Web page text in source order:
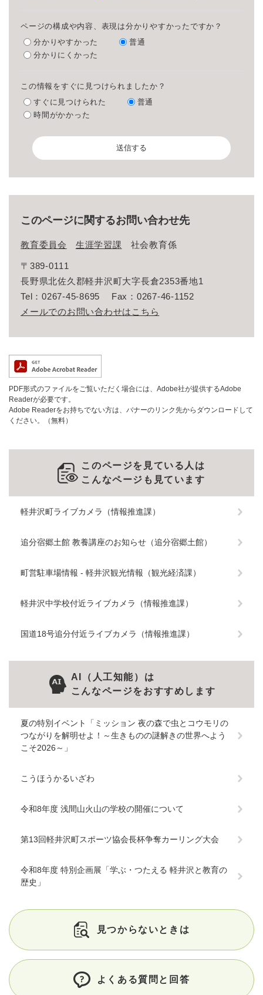
ページの構成や内容、表現は分かりやすかったですか？
分かりやすかった
普通
分かりにくかった
この情報をすぐに見つけられましたか？
すぐに見つけられた
普通
時間がかかった
このページに関するお問い合わせ先
教育委員会 生涯学習課 社会教育係
〒389-0111
長野県北佐久郡軽井沢町大字長倉2353番地1
Tel：0267-45-8695
Fax：0267-46-1152
メールでのお問い合わせはこちら
PDF形式のファイルをご覧いただく場合には、Adobe社が提供するAdobe
Readerが必要です。
Adobe Readerをお持ちでない方は、バナーのリンク先からダウンロードして
ください。（無料）
このページを見ている人は
こんなページも見ています
軽井沢町ライブカメラ（情報推進課）
追分宿郷土館 教養講座のお知らせ（追分宿郷土館）
町営駐車場情報 - 軽井沢観光情報（観光経済課）
軽井沢中学校付近ライブカメラ（情報推進課）
国道18号追分付近ライブカメラ（情報推進課）
AI（人工知能）は
こんなページをおすすめします
夏の特別イベント「ミッション 夜の森で虫とコウモリの
つながりを解明せよ！～生きものの謎解きの世界へよう
こそ2026～」
こうほうかるいざわ
令和8年度 浅間山火山の学校の開催について
第13回軽井沢町スポーツ協会長杯争奪カーリング大会
令和8年度 特別企画展「学ぶ・つたえる 軽井沢と教育の
歴史」
見つからないときは
よくある質問と回答